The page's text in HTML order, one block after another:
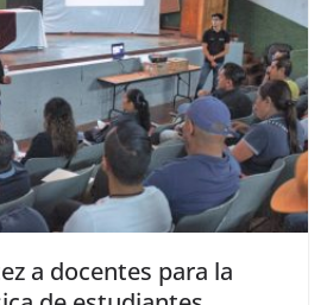
a docentes para la